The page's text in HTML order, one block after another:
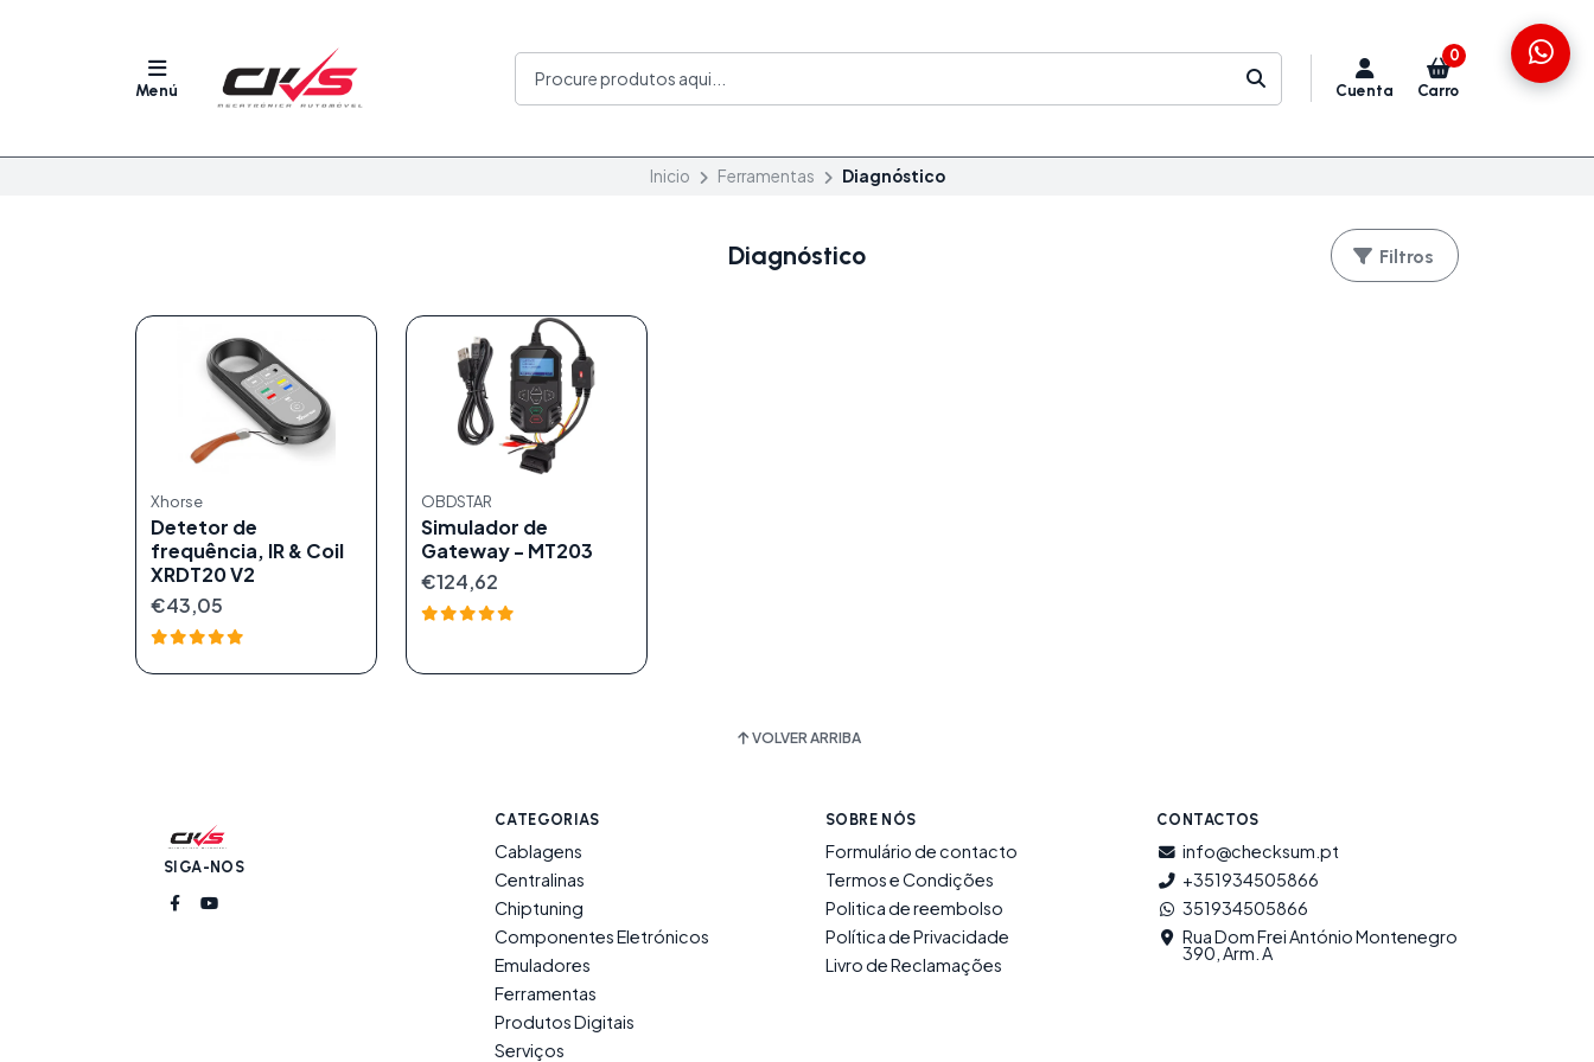
Menú Cuenta
0
Carro
Inicio Ferramentas Diagnóstico
Diagnóstico Filtros
Xhorse
Detetor de
frequência, IR & Coil
XRDT20 V2
€43,05
OBDSTAR
Simulador de
Gateway - MT203
€124,62
VOLVER ARRIBA
SIGA-NOS
CATEGORIAS
Cablagens
Centralinas
Chiptuning
Componentes Eletrónicos
Emuladores
Ferramentas
Produtos Digitais
Serviços
SOBRE NÓS
Formulário de contacto
Termos e Condições
Politica de reembolso
Política de Privacidade
Livro de Reclamações
CONTACTOS
info@checksum.pt
+351934505866
351934505866
Rua Dom Frei António Montenegro
390, Arm. A